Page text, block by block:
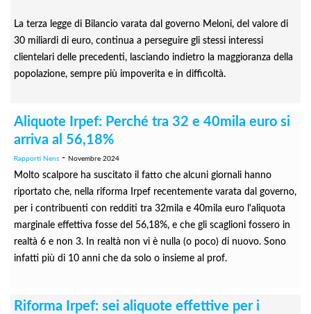
La terza legge di Bilancio varata dal governo Meloni, del valore di
30 miliardi di euro, continua a perseguire gli stessi interessi
clientelari delle precedenti, lasciando indietro la maggioranza della
popolazione, sempre più impoverita e in difficoltà.
Aliquote Irpef: Perché tra 32 e 40mila euro si
arriva al 56,18%
Rapporti Nens - Novembre 2024
Molto scalpore ha suscitato il fatto che alcuni giornali hanno
riportato che, nella riforma Irpef recentemente varata dal governo,
per i contribuenti con redditi tra 32mila e 40mila euro l'aliquota
marginale effettiva fosse del 56,18%, e che gli scaglioni fossero in
realtà 6 e non 3. In realtà non vi è nulla (o poco) di nuovo. Sono
infatti più di 10 anni che da solo o insieme al prof.
Riforma Irpef: sei aliquote effettive per i